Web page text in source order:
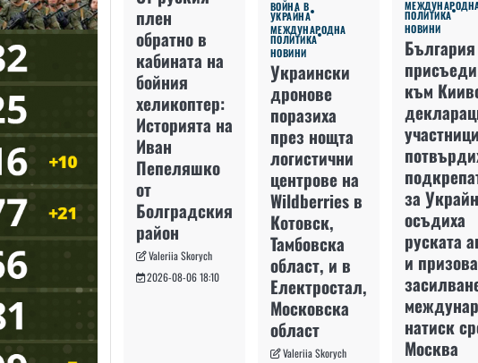
плен
обратно в
кабината на
бойния
хеликоптер:
Историята на
Иван
Пепеляшко
от
Болградския
район
Valeriia Skorych
2026-08-06 18:10
ВОЙНА В
УКРАЙНА
МЕЖДУНАРОДНА
ПОЛИТИКА
НОВИНИ
Украински
дронове
поразиха
през нощта
логистични
центрове на
Wildberries в
Котовск,
Тамбовска
област, и в
Електростал,
Московска
област
Valeriia Skorych
ПОЛИТИКА
НОВИНИ
към
за
осъдиха
руската
и
натиск
Москва